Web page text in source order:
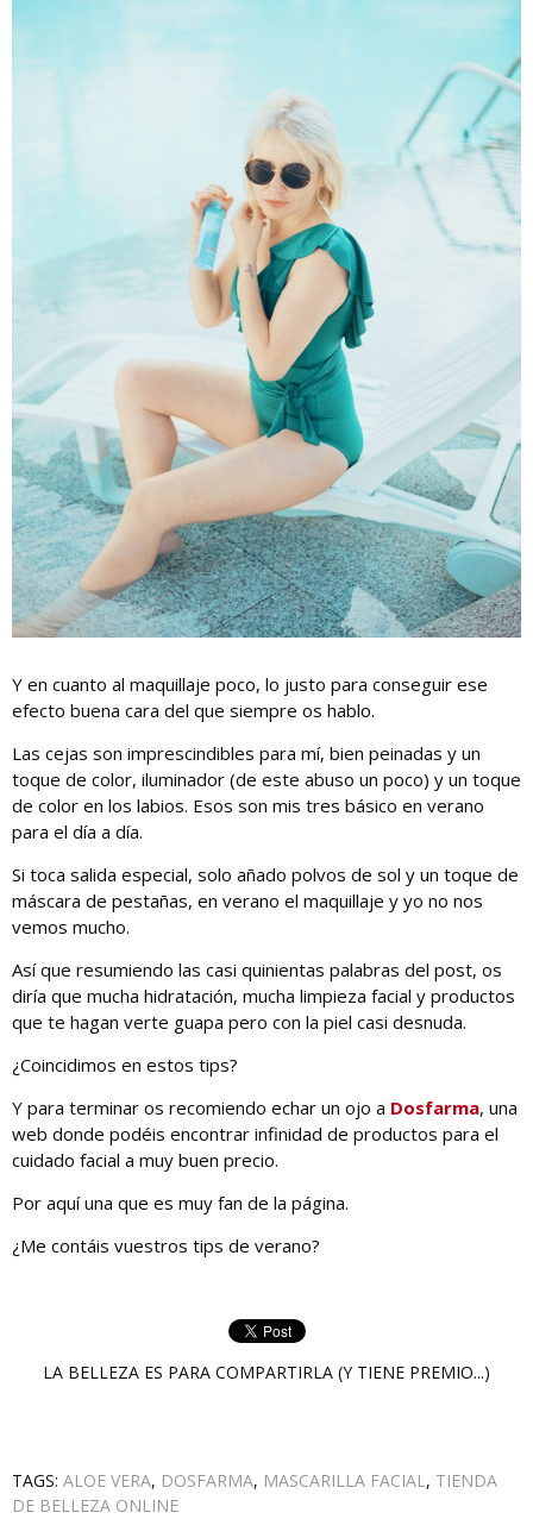
Y en cuanto al maquillaje poco, lo justo para conseguir ese
efecto buena cara del que siempre os hablo.
Las cejas son imprescindibles para mí, bien peinadas y un
toque de color, iluminador (de este abuso un poco) y un toque
de color en los labios. Esos son mis tres básico en verano
para el día a día.
Si toca salida especial, solo añado polvos de sol y un toque de
máscara de pestañas, en verano el maquillaje y yo no nos
vemos mucho.
Así que resumiendo las casi quinientas palabras del post, os
diría que mucha hidratación, mucha limpieza facial y productos
que te hagan verte guapa pero con la piel casi desnuda.
¿Coincidimos en estos tips?
Y para terminar os recomiendo echar un ojo a Dosfarma, una
web donde podéis encontrar infinidad de productos para el
cuidado facial a muy buen precio.
Por aquí una que es muy fan de la página.
¿Me contáis vuestros tips de verano?
LA BELLEZA ES PARA COMPARTIRLA (Y TIENE PREMIO...)
TAGS: ALOE VERA, DOSFARMA, MASCARILLA FACIAL, TIENDA
DE BELLEZA ONLINE